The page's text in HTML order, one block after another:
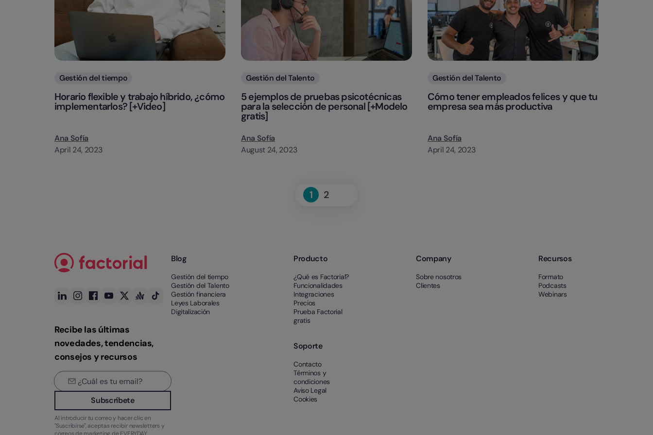
Categorias
Gestión del tiempo
Horario flexible y trabajo híbrido, ¿cómo
implementarlos? [+Video]
Ana Sofía
April 24, 2023
Categorias
Gestión del Talento
5 ejemplos de pruebas psicotécnicas
para la selección de personal [+Modelo
gratis]
Ana Sofía
August 24, 2023
Categorias
Gestión del Talento
Cómo tener empleados felices y que tu
empresa sea más productiva
Ana Sofía
April 24, 2023
Page
1 Page
2
Recibe las últimas
novedades, tendencias,
consejos y recursos
Subscríbete
Al introducir tu correo y hacer clic en
"Suscribirse", aceptas recibir newsletters y
Blog
Gestión del tiempo
Gestión del Talento
Gestión financiera
Leyes Laborales
Digitalización
Producto
¿Qué es Factorial?
Funcionalidades
Integraciones
Precios
Prueba Factorial
gratis
Company
Sobre nosotros
Clientes
Recursos
Formato
Podcasts
Webinars
Soporte
Contacto
Términos y
condiciones
Aviso Legal
Cookies